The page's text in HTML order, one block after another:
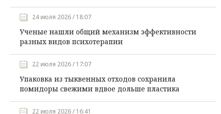
24 июля 2026 / 18:07
Ученые нашли общий механизм эффективности
разных видов психотерапии
22 июля 2026 / 17:07
Упаковка из тыквенных отходов сохранила
помидоры свежими вдвое дольше пластика
22 июля 2026 / 16:41